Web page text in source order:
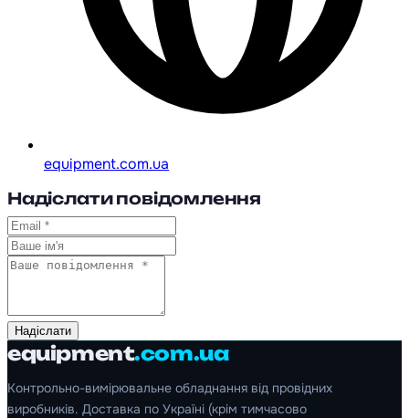
equipment.com.ua
Надіслати повідомлення
Надіслати
equipment.com.ua
Контрольно-вимірювальне обладнання від провідних
виробників. Доставка по Україні (крім тимчасово